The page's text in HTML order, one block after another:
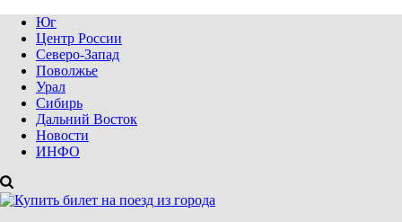
Юг
Центр России
Северо-Запад
Поволжье
Урал
Сибирь
Дальний Восток
Новости
ИНФО